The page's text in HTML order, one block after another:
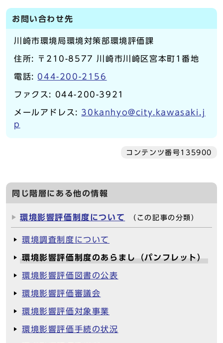
お問い合わせ先
川崎市環境局環境対策部環境評価課
住所: 〒210-8577 川崎市川崎区宮本町1番地
電話: 044-200-2156
ファクス: 044-200-3921
メールアドレス: 30kanhyo@city.kawasaki.j
p
コンテンツ番号135900
同じ階層にある他の情報
環境影響評価制度について （この記事の分類）
環境調査制度について
環境影響評価制度のあらまし（パンフレット）
環境影響評価図書の公表
環境影響評価審議会
環境影響評価対象事業
環境影響評価手続の状況